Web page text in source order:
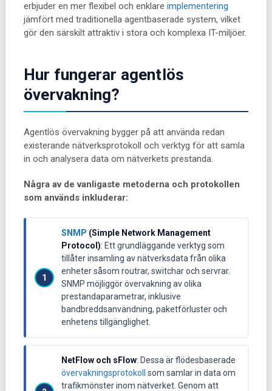
erbjuder en mer flexibel och enklare implementering
jämfört med traditionella agentbaserade system, vilket
gör den särskilt attraktiv i stora och komplexa IT-miljöer.
Hur fungerar agentlös
övervakning?
Agentlös övervakning bygger på att använda redan
existerande nätverksprotokoll och verktyg för att samla
in och analysera data om nätverkets prestanda.
Några av de vanligaste metoderna och protokollen
som används inkluderar:
SNMP (Simple Network Management
Protocol): Ett grundläggande verktyg som
tillåter insamling av nätverksdata från olika
enheter såsom routrar, switchar och servrar.
SNMP möjliggör övervakning av olika
prestandaparametrar, inklusive
bandbreddsanvändning, paketförluster och
enhetens tillgänglighet.
NetFlow och sFlow: Dessa är flödesbaserade
övervakningsprotokoll
som samlar in data om
trafikmönster inom nätverket. Genom att